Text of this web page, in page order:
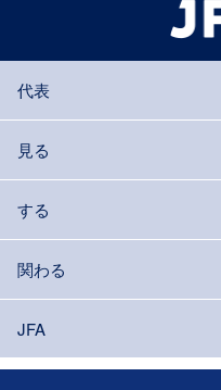
代表
見る
する
関わる
JFA